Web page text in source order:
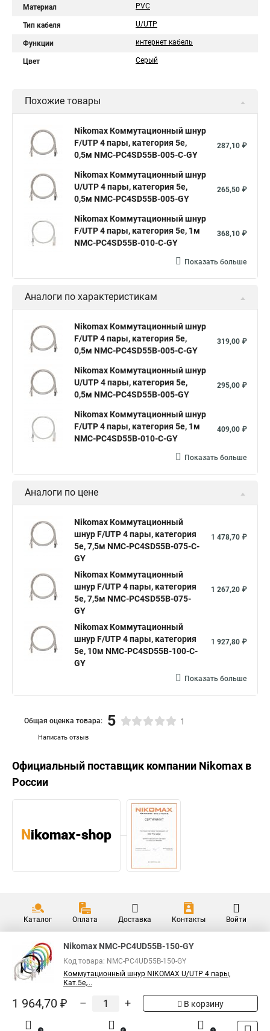
Материал PVC
Тип кабеля U/UTP
Функции интернет кабель
Цвет Серый
Похожие товары
Nikomax Коммутационный шнур
F/UTP 4 пары, категория 5е,
0,5м NMC-PC4SD55B-005-C-GY
287,10 ₽
Nikomax Коммутационный шнур
U/UTP 4 пары, категория 5е,
0,5м NMC-PC4SD55B-005-GY
265,50 ₽
Nikomax Коммутационный шнур
F/UTP 4 пары, категория 5е, 1м
NMC-PC4SD55B-010-C-GY
368,10 ₽
Показать больше
Аналоги по характеристикам
Nikomax Коммутационный шнур
F/UTP 4 пары, категория 5е,
0,5м NMC-PC4SD55B-005-C-GY
319,00 ₽
Nikomax Коммутационный шнур
U/UTP 4 пары, категория 5е,
0,5м NMC-PC4SD55B-005-GY
295,00 ₽
Nikomax Коммутационный шнур
F/UTP 4 пары, категория 5е, 1м
NMC-PC4SD55B-010-C-GY
409,00 ₽
Показать больше
Аналоги по цене
Nikomax Коммутационный
шнур F/UTP 4 пары, категория
5е, 7,5м NMC-PC4SD55B-075-C-
GY
1 478,70 ₽
Nikomax Коммутационный
шнур F/UTP 4 пары, категория
5е, 7,5м NMC-PC4SD55B-075-
GY
1 267,20 ₽
Nikomax Коммутационный
шнур F/UTP 4 пары, категория
5е, 10м NMC-PC4SD55B-100-C-
GY
1 927,80 ₽
Показать больше
Написать отзыв
Общая оценка товара: 5 1
Официальный поставщик компании Nikomax в
России
Каталог Оплата Доставка Контакты Войти
Nikomax NMC-PC4UD55B-150-GY
Код товара: NMC-PC4UD55B-150-GY
Коммутационный шнур NIKOMAX U/UTP 4 пары,
Кат.5е,...
1 964,70 ₽ – + В корзину
0 0 1